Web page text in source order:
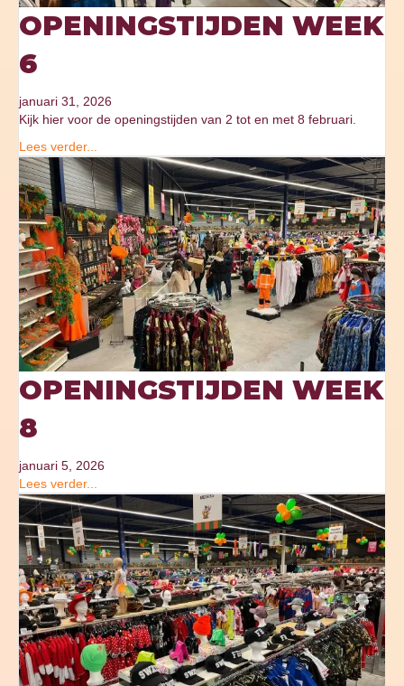
OPENINGSTIJDEN WEEK
6
januari 31, 2026
Kijk hier voor de openingstijden van 2 tot en met 8 februari.
Lees verder...
OPENINGSTIJDEN WEEK
8
januari 5, 2026
Lees verder...